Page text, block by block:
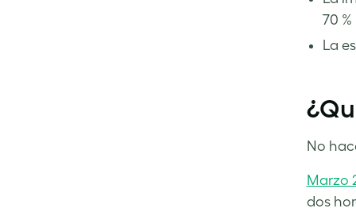
70
La
No
Marzo
dos